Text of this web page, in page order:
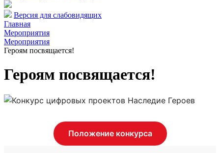
Версия для слабовидящих
Главная
Мероприятия
Мероприятия
Героям посвящается!
Героям посвящается!
Положение конкурса